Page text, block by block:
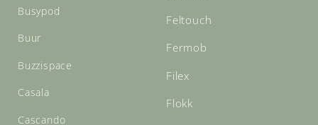
Busypod
Buur
Buzzispace
Casala
Cascando
Feltouch
Fermob
Filex
Flokk